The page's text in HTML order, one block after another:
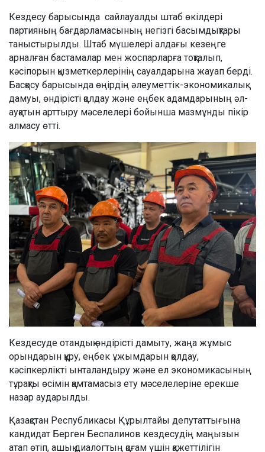
Кездесу барысында сайлауалды штаб өкілдері
партияның бағдарламасының негізгі басымдықтары
таныстырылды. Штаб мүшелері алдағы кезеңге
арналған бастамалар мен жоспарларға тоқталып,
кәсіпорын қызметкерлерінің сауалдарына жауап берді.
Басқосу барысында өңірдің әлеуметтік-экономикалық
дамуы, өндірісті қолдау және еңбек адамдарының әл-
ауқатын арттыру мәселелері бойынша мазмұнды пікір
алмасу өтті.
Кездесуде отандық өндірісті дамыту, жаңа жұмыс
орындарын құру, еңбек ұжымдарын қолдау,
кәсіпкерлікті ынталандыру және ел экономикасының
тұрақты өсімін қамтамасыз ету мәселелеріне ерекше
назар аударылды.
Қазақстан Республикасы Құрылтайы депутаттығына
кандидат Берген Беспалинов кездесудің маңызын
атап өтіп, ашық диалогтың қоғам үшін қажеттілігін